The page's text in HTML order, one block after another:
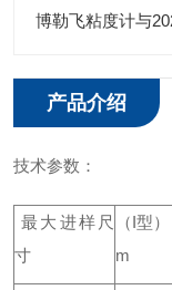
博勒飞粘度计与
产品介绍
技术参数：
最大进样尺
寸
（I型
m